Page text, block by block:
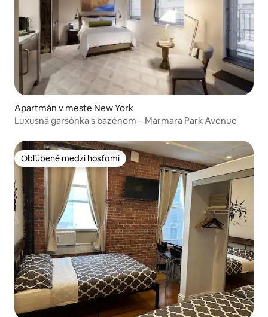
Apartmán v meste New York
Luxusná garsónka s bazénom – Marmara Park Avenue
Obľúbené medzi hosťami
Obľúbené medzi hosťami